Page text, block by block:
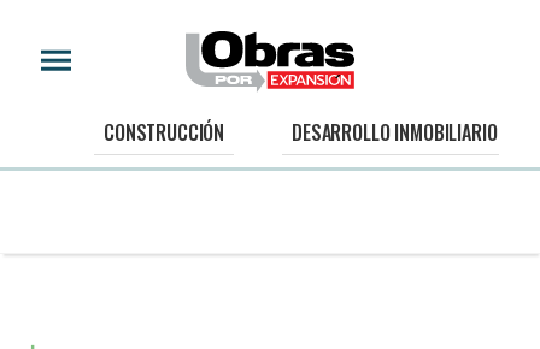
CONSTRUCCIÓN DESARROLLO INMOBILIARIO